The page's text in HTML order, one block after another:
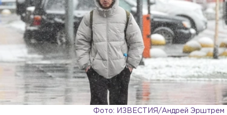
Фото: ИЗВЕСТИЯ/Андрей Эрштрем